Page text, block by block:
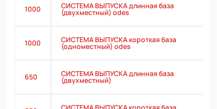
1000 СИСТЕМА ВЫПУСКА длинная база
(двухместный) odes
1000 СИСТЕМА ВЫПУСКА короткая база
(одноместный) odes
650 СИСТЕМА ВЫПУСКА длинная база
(двухместный)
СИСТЕМА ВЫПУСКА короткая база